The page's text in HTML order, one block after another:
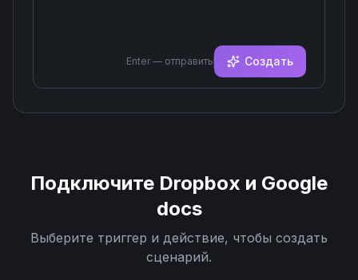
Enter — отправить Создать
Подключите Dropbox и Google
docs
Выберите триггер и действие, чтобы создать
сценарий.